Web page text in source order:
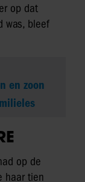
op dat
was, bleef
en zoon
op de
haar tien